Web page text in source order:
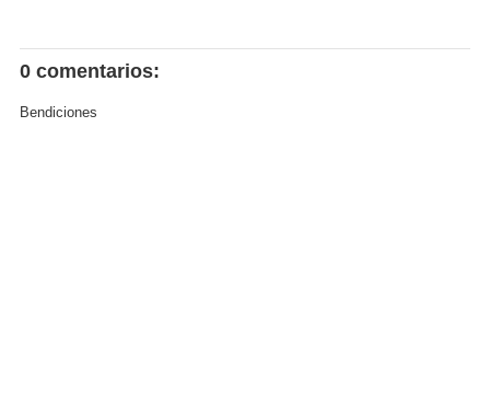
0 comentarios:
Bendiciones